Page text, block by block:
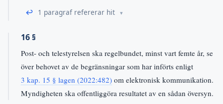
↩ 1 paragraf refererar hit
16 §
Post- och telestyrelsen ska regelbundet, minst vart femte år, se
över behovet av de begränsningar som har införts enligt
3 kap. 15 § lagen (2022:482) om elektronisk kommunikation.
Myndigheten ska offentliggöra resultatet av en sådan översyn.